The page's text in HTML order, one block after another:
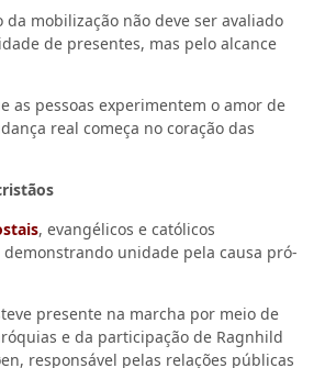
da mobilização não deve ser avaliado
de presentes, mas pelo alcance
as pessoas experimentem o amor de
real começa no coração das
, evangélicos e católicos
unidade pela causa pró-
presente na marcha por meio de
e da participação de Ragnhild
responsável pelas relações públicas